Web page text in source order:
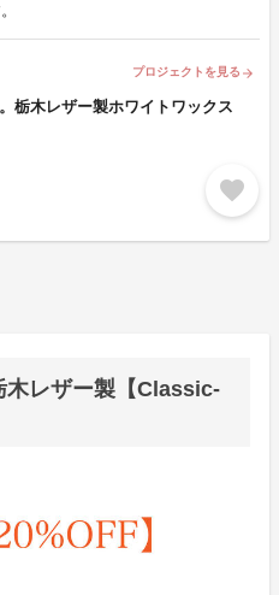
プロジェクトを見る arrow_forward
栃木レザー製ホワイトワックス
favorite
木レザー製【Classic-